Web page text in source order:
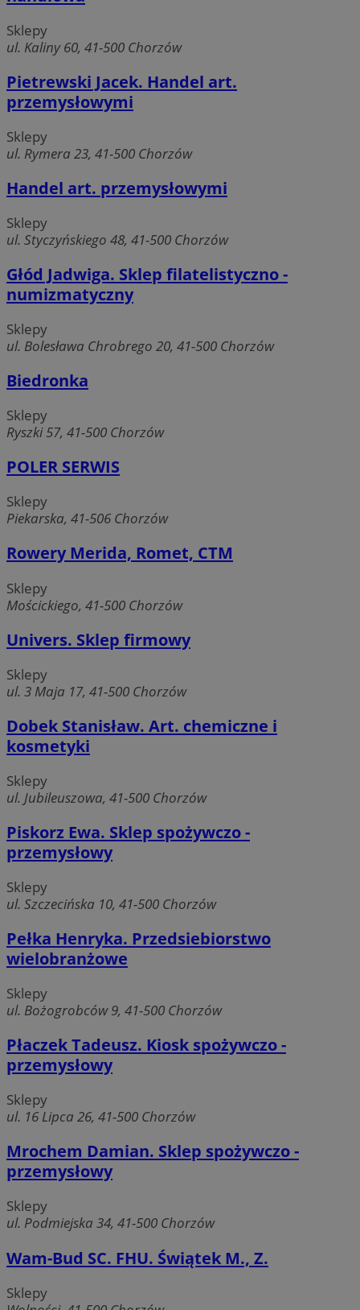
Sklepy
ul. Kaliny 60, 41-500 Chorzów
Pietrewski Jacek. Handel art.
przemysłowymi
Sklepy
ul. Rymera 23, 41-500 Chorzów
Handel art. przemysłowymi
Sklepy
ul. Styczyńskiego 48, 41-500 Chorzów
Głód Jadwiga. Sklep filatelistyczno -
numizmatyczny
Sklepy
ul. Bolesława Chrobrego 20, 41-500 Chorzów
Biedronka
Sklepy
Ryszki 57, 41-500 Chorzów
POLER SERWIS
Sklepy
Piekarska, 41-506 Chorzów
Rowery Merida, Romet, CTM
Sklepy
Mościckiego, 41-500 Chorzów
Univers. Sklep firmowy
Sklepy
ul. 3 Maja 17, 41-500 Chorzów
Dobek Stanisław. Art. chemiczne i
kosmetyki
Sklepy
ul. Jubileuszowa, 41-500 Chorzów
Piskorz Ewa. Sklep spożywczo -
przemysłowy
Sklepy
ul. Szczecińska 10, 41-500 Chorzów
Pełka Henryka. Przedsiebiorstwo
wielobranżowe
Sklepy
ul. Bożogrobców 9, 41-500 Chorzów
Płaczek Tadeusz. Kiosk spożywczo -
przemysłowy
Sklepy
ul. 16 Lipca 26, 41-500 Chorzów
Mrochem Damian. Sklep spożywczo -
przemysłowy
Sklepy
ul. Podmiejska 34, 41-500 Chorzów
Wam-Bud SC. FHU. Świątek M., Z.
Sklepy